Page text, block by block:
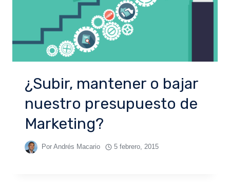
¿Subir, mantener o bajar
nuestro presupuesto de
Marketing?
Por Andrés Macario 5 febrero, 2015